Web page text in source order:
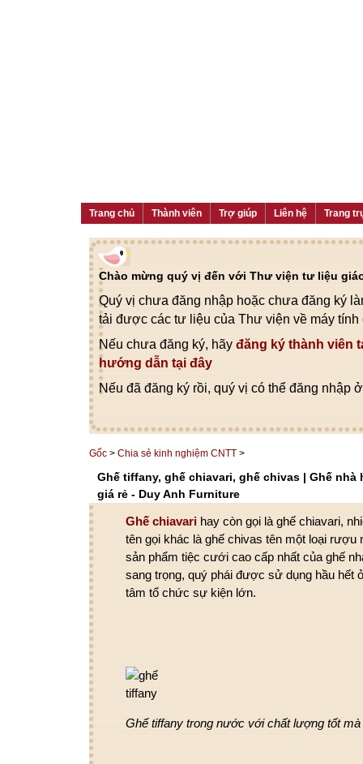
Trang chủ Thành viên Trợ giúp Liên hệ Trang
Chào mừng quý vị đến với Thư viện tư liệu
Quý vị chưa đăng nhập hoặc chưa đăng ký
tải được các tư liệu của Thư viện về máy tính
Nếu chưa đăng ký, hãy đăng ký thành viên
hướng dẫn tại đây
Nếu đã đăng ký rồi, quý vị có thể đăng nhập
Gốc > Chia sẻ kinh nghiệm CNTT >
Ghế tiffany, ghế chiavari, ghế chivas | Ghế
giá rẻ - Duy Anh Furniture
Ghế chiavari hay còn gọi là ghế chiavari,
tên gọi khác là ghế chivas tên một loại rượu
sản phẩm tiệc cưới cao cấp nhất của ghế
sang trọng, quý phái được sử dụng hầu hết
tâm tổ chức sự kiện lớn.
Ghế tiffany trong nước với chất lượng tốt